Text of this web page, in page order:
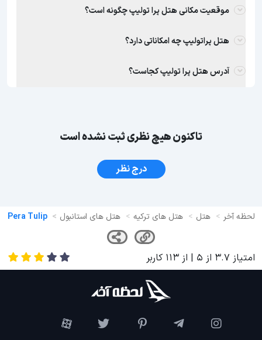
موقعیت مکانی هتل پرا تولیپ چگونه است؟
هتل پراتولیپ چه امکاناتی دارد؟
آدرس هتل پرا تولیپ کجاست؟
تاکنون هیچ نظری ثبت نشده است
درج نظر
لحظه آخر هتل هتل های ترکیه هتل های استانبول Pera Tulip
امتیاز 3.7 از 5 | از 113 کاربر